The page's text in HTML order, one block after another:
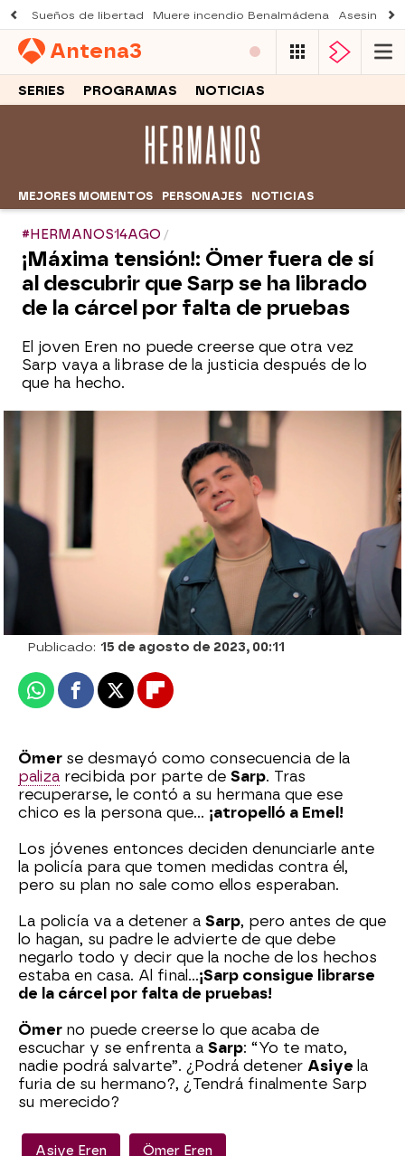
Sueños de libertad Muere incendio Benalmádena Asesinato
Antena3
SERIES PROGRAMAS NOTICIAS
MEJORES MOMENTOS PERSONAJES NOTICIAS
#HERMANOS14AGO
¡Máxima tensión!: Ömer fuera de sí
al descubrir que Sarp se ha librado
de la cárcel por falta de pruebas
El joven Eren no puede creerse que otra vez
Sarp vaya a librase de la justicia después de lo
que ha hecho.
Sarp atropella a Emel y se da a la fuga ¿se
recuperará la pequeña?
Julia Zapata López
Publicado: 15 de agosto de 2023, 00:11
WhatsappFacebook
X Flipboard
Ömer se desmayó como consecuencia de la
paliza recibida por parte de Sarp. Tras
recuperarse, le contó a su hermana que ese
chico es la persona que… ¡atropelló a Emel!
Los jóvenes entonces deciden denunciarle ante
la policía para que tomen medidas contra él,
pero su plan no sale como ellos esperaban.
La policía va a detener a Sarp, pero antes de que
lo hagan, su padre le advierte de que debe
negarlo todo y decir que la noche de los hechos
estaba en casa. Al final…¡Sarp consigue librarse
de la cárcel por falta de pruebas!
Ömer no puede creerse lo que acaba de
escuchar y se enfrenta a Sarp: “Yo te mato,
nadie podrá salvarte”. ¿Podrá detener Asiye la
furia de su hermano?, ¿Tendrá finalmente Sarp
su merecido?
Asiye Eren Ömer Eren